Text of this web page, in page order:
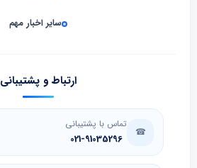
سایر اخبار مهم
ارتباط و پشتیبانی
☎
تماس با پشتیبانی
021-91035296